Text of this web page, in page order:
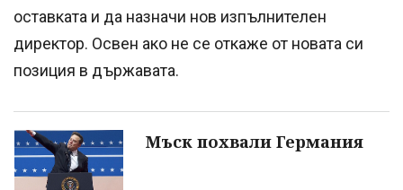
оставката и да назначи нов изпълнителен
директор. Освен ако не се откаже от новата си
позиция в държавата.
Мъск похвали Германия